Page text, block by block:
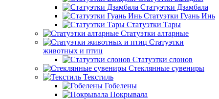
Статуэтки Дзамбала
Статуэтки Гуань Инь
Статуэтки Тары
Статуэтки алтарные
Статуэтки
животных и птиц
Статуэтки слонов
Стеклянные сувениры
Текстиль
Гобелены
Покрывала